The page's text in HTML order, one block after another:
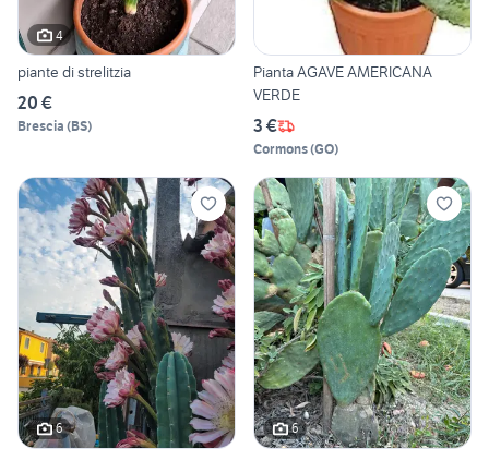
4
piante di strelitzia
20 €
Brescia (BS)
Pianta AGAVE AMERICANA
VERDE
3 €
Cormons(GO)
6 6